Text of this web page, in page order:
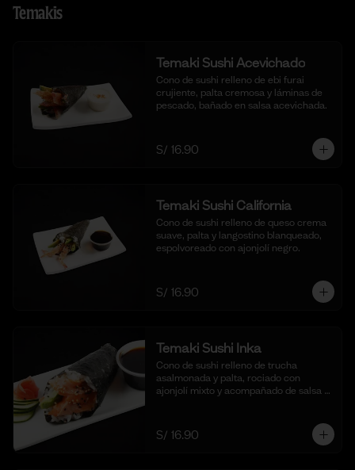
Temakis
Temaki Sushi Acevichado
Cono de sushi relleno de ebi furai
crujiente, palta cremosa y láminas de
pescado, bañado en salsa acevichada.
S/ 16.90
Temaki Sushi California
Cono de sushi relleno de queso crema
suave, palta y langostino blanqueado,
espolvoreado con ajonjolí negro.
S/ 16.90
Temaki Sushi Inka
Cono de sushi relleno de trucha
asalmonada y palta, rociado con
ajonjolí mixto y acompañado de salsa
S/ 16.90